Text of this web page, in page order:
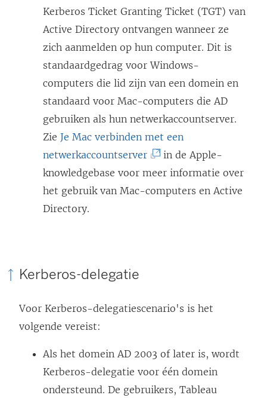
g
e
o
p
e
n
d
)
Kerberos Ticket Granting Ticket (TGT) van
Active Directory ontvangen wanneer ze
zich aanmelden op hun computer. Dit is
standaardgedrag voor Windows-
computers die lid zijn van een domein en
standaard voor Mac-computers die AD
gebruiken als hun netwerkaccountserver.
Zie Je Mac verbinden met een
netwerkaccountserver(
L
i
t
n
e
e
in de Apple-
knowledgebase voor meer informatie over
het gebruik van Mac-computers en Active
Directory.
Kerberos-delegatie
Voor Kerberos-delegatiescenario's is het
volgende vereist:
Als het domein AD 2003 of later is, wordt
Kerberos-delegatie voor één domein
ondersteund. De gebruikers, Tableau